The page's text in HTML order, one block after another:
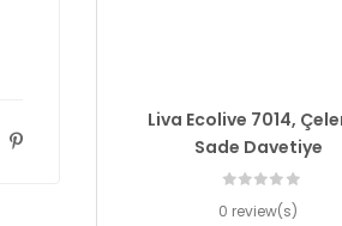
Liva Ecolive 7014,
Sade Davetiye
0 review(s)